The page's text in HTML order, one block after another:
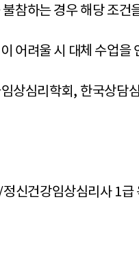
참하는 경우 해당 조
어려울 시 대체 수업을
상심리학회 , 한국상담
정신건강임상심리사 1급